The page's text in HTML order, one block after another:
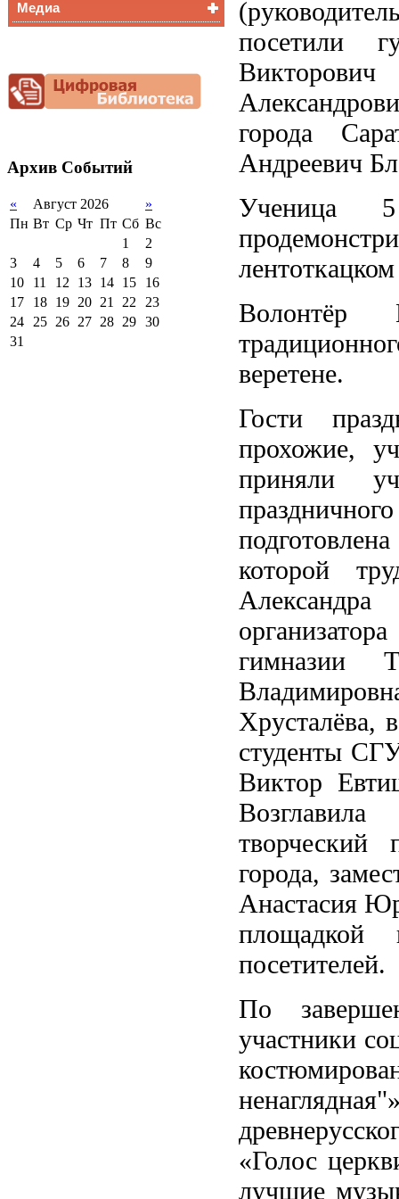
Снижение
документационной
нагрузки
Медиа
Архив Событий
« Август 2026
»
Пн Вт Ср Чт Пт Сб Вс
1
2
3
4 5 6 7 8
9
10
11 12 13 14 15
16
17
18 19 20 21 22 23
24 25 26 27 28 29 30
31
посетили
города
Андреевич
Ученица
Волонтёр
веретене.
Гости
прохожие,
приняли
которой
гимназии
Хрусталёва,
студенты
Виктор
творческий
города,
Анастасия
площадкой
посетителей.
По
участники
«Голос
лучшие